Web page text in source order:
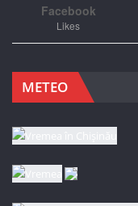
Facebook
Likes
METEO